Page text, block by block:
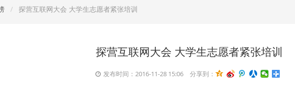
探营互联网大会 大学生志愿者紧张培训
探营互联网大会 大学生志愿者紧张培训
发布时间：2016-11-28 15:06 分享到：